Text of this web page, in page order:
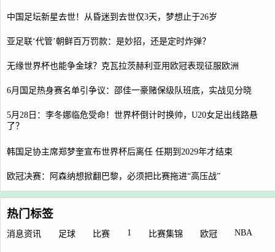
中国足坛新星去世！从昏迷到去世仅3天，梦想止于26岁
亚足联‘代管’朝鲜百万罚款：是妙招，还是定时炸弹？
无缘世界杯也能争金球？克瓦拉茨赫利亚用欧冠表现征服欧洲
6月国足热身赛名单引争议：邵佳一豪赌保级队班底，实战见分晓
5月28日：李冬娜临危受命！世界杯倒计时换帅，U20女足出线路悬
了？
韩国足协主席郑梦奎宣布世界杯后离任 任期到2029年才结束
欧冠决赛：阿森纳想掀翻巴黎，必须把比赛拖进“高压战”
热门标签
消息资讯 足球 比赛 1 比赛集锦 欧冠 NBA